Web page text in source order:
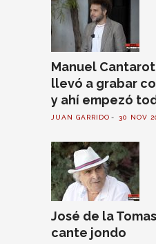
Manuel
llevó a grabar
y ahí empezó
JUAN GARRIDO 30 NOV
José de la
cante jondo